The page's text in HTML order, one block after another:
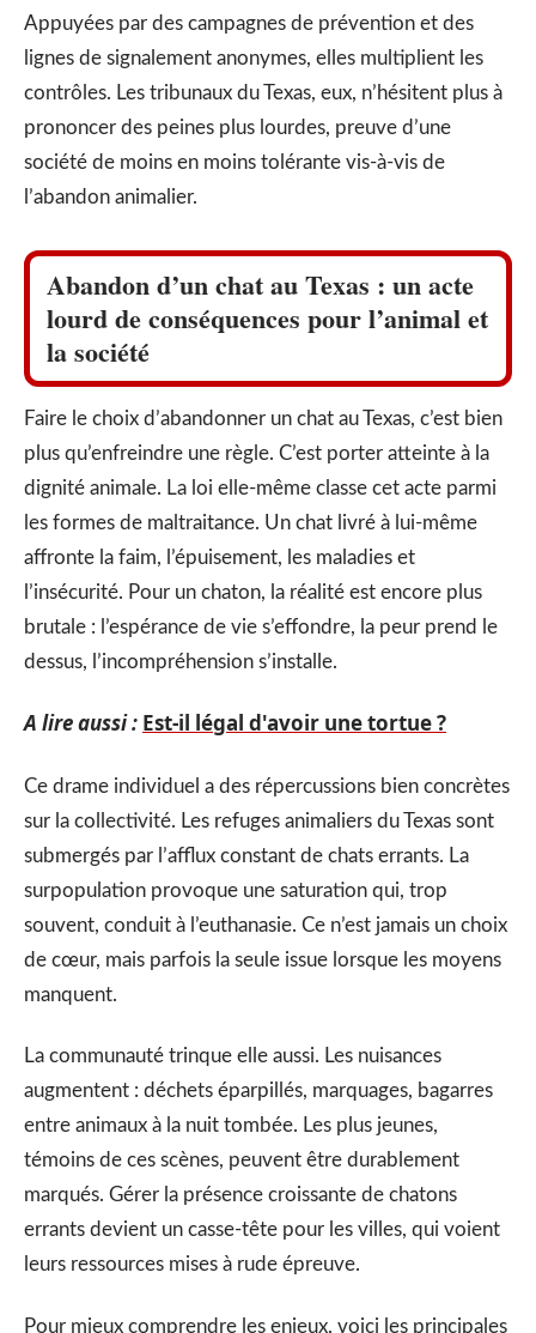
Appuyées par des campagnes de prévention et des
lignes de signalement anonymes, elles multiplient les
contrôles. Les tribunaux du Texas, eux, n’hésitent plus à
prononcer des peines plus lourdes, preuve d’une
société de moins en moins tolérante vis-à-vis de
l’abandon animalier.
Abandon d’un chat au Texas : un acte
lourd de conséquences pour l’animal et
la société
Faire le choix d’abandonner un chat au Texas, c’est bien
plus qu’enfreindre une règle. C’est porter atteinte à la
dignité animale. La loi elle-même classe cet acte parmi
les formes de maltraitance. Un chat livré à lui-même
affronte la faim, l’épuisement, les maladies et
l’insécurité. Pour un chaton, la réalité est encore plus
brutale : l’espérance de vie s’effondre, la peur prend le
dessus, l’incompréhension s’installe.
A lire aussi : Est-il légal d'avoir une tortue ?
Ce drame individuel a des répercussions bien concrètes
sur la collectivité. Les refuges animaliers du Texas sont
submergés par l’afflux constant de chats errants. La
surpopulation provoque une saturation qui, trop
souvent, conduit à l’euthanasie. Ce n’est jamais un choix
de cœur, mais parfois la seule issue lorsque les moyens
manquent.
La communauté trinque elle aussi. Les nuisances
augmentent : déchets éparpillés, marquages, bagarres
entre animaux à la nuit tombée. Les plus jeunes,
témoins de ces scènes, peuvent être durablement
marqués. Gérer la présence croissante de chatons
errants devient un casse-tête pour les villes, qui voient
leurs ressources mises à rude épreuve.
Pour mieux comprendre les enjeux, voici les principales